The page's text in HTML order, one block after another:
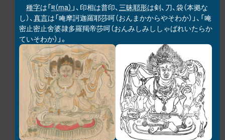
種字は「म（ma） 」、印相は普印、三昧耶形は剣、刀、袋（本拠な
し）、真言は「唵摩訶迦羅耶莎呵（おんまかからやそわか）」、「唵
密止密止舍婆隷多羅羯帝莎呵（おんみしみししゃばれいたらか
ていそわか）」。